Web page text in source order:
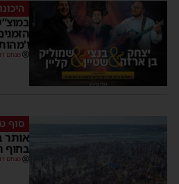
היכונו
מנחם
סוף
אותר
בחוף
מנחם